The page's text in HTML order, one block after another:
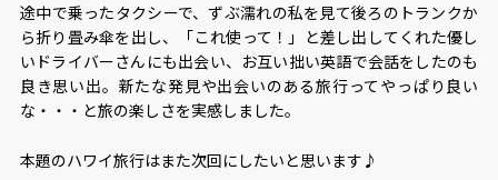
途中で乗ったタクシーで、ずぶ濡れの私を見て後ろのトランクか
ら折り畳み傘を出し、「これ使って！」と差し出してくれた優し
いドライバーさんにも出会い、お互い拙い英語で会話をしたのも
良き思い出。新たな発見や出会いのある旅行ってやっぱり良い
な・・・と旅の楽しさを実感しました。
本題のハワイ旅行はまた次回にしたいと思います♪